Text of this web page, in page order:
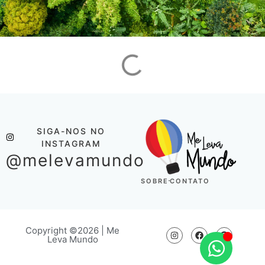
SIGA-NOS NO
INSTAGRAM
@melevamundo
SOBRE CONTATO
Copyright ©2026 | Me
Leva Mundo